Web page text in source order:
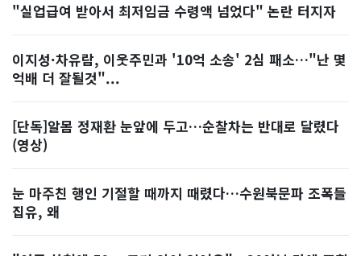
"실업급여 받아서 최저임금 수령액 넘었다" 논란 터지자
이지성·차유람, 이웃주민과 '10억 소송' 2심 패소…"난 몇
억배 더 잘될것"...
[단독]알몸 정재환 눈앞에 두고…순찰차는 반대로 달렸다
(영상)
눈 마주친 행인 기절할 때까지 때렸다…수원북문파 조폭들
집유, 왜